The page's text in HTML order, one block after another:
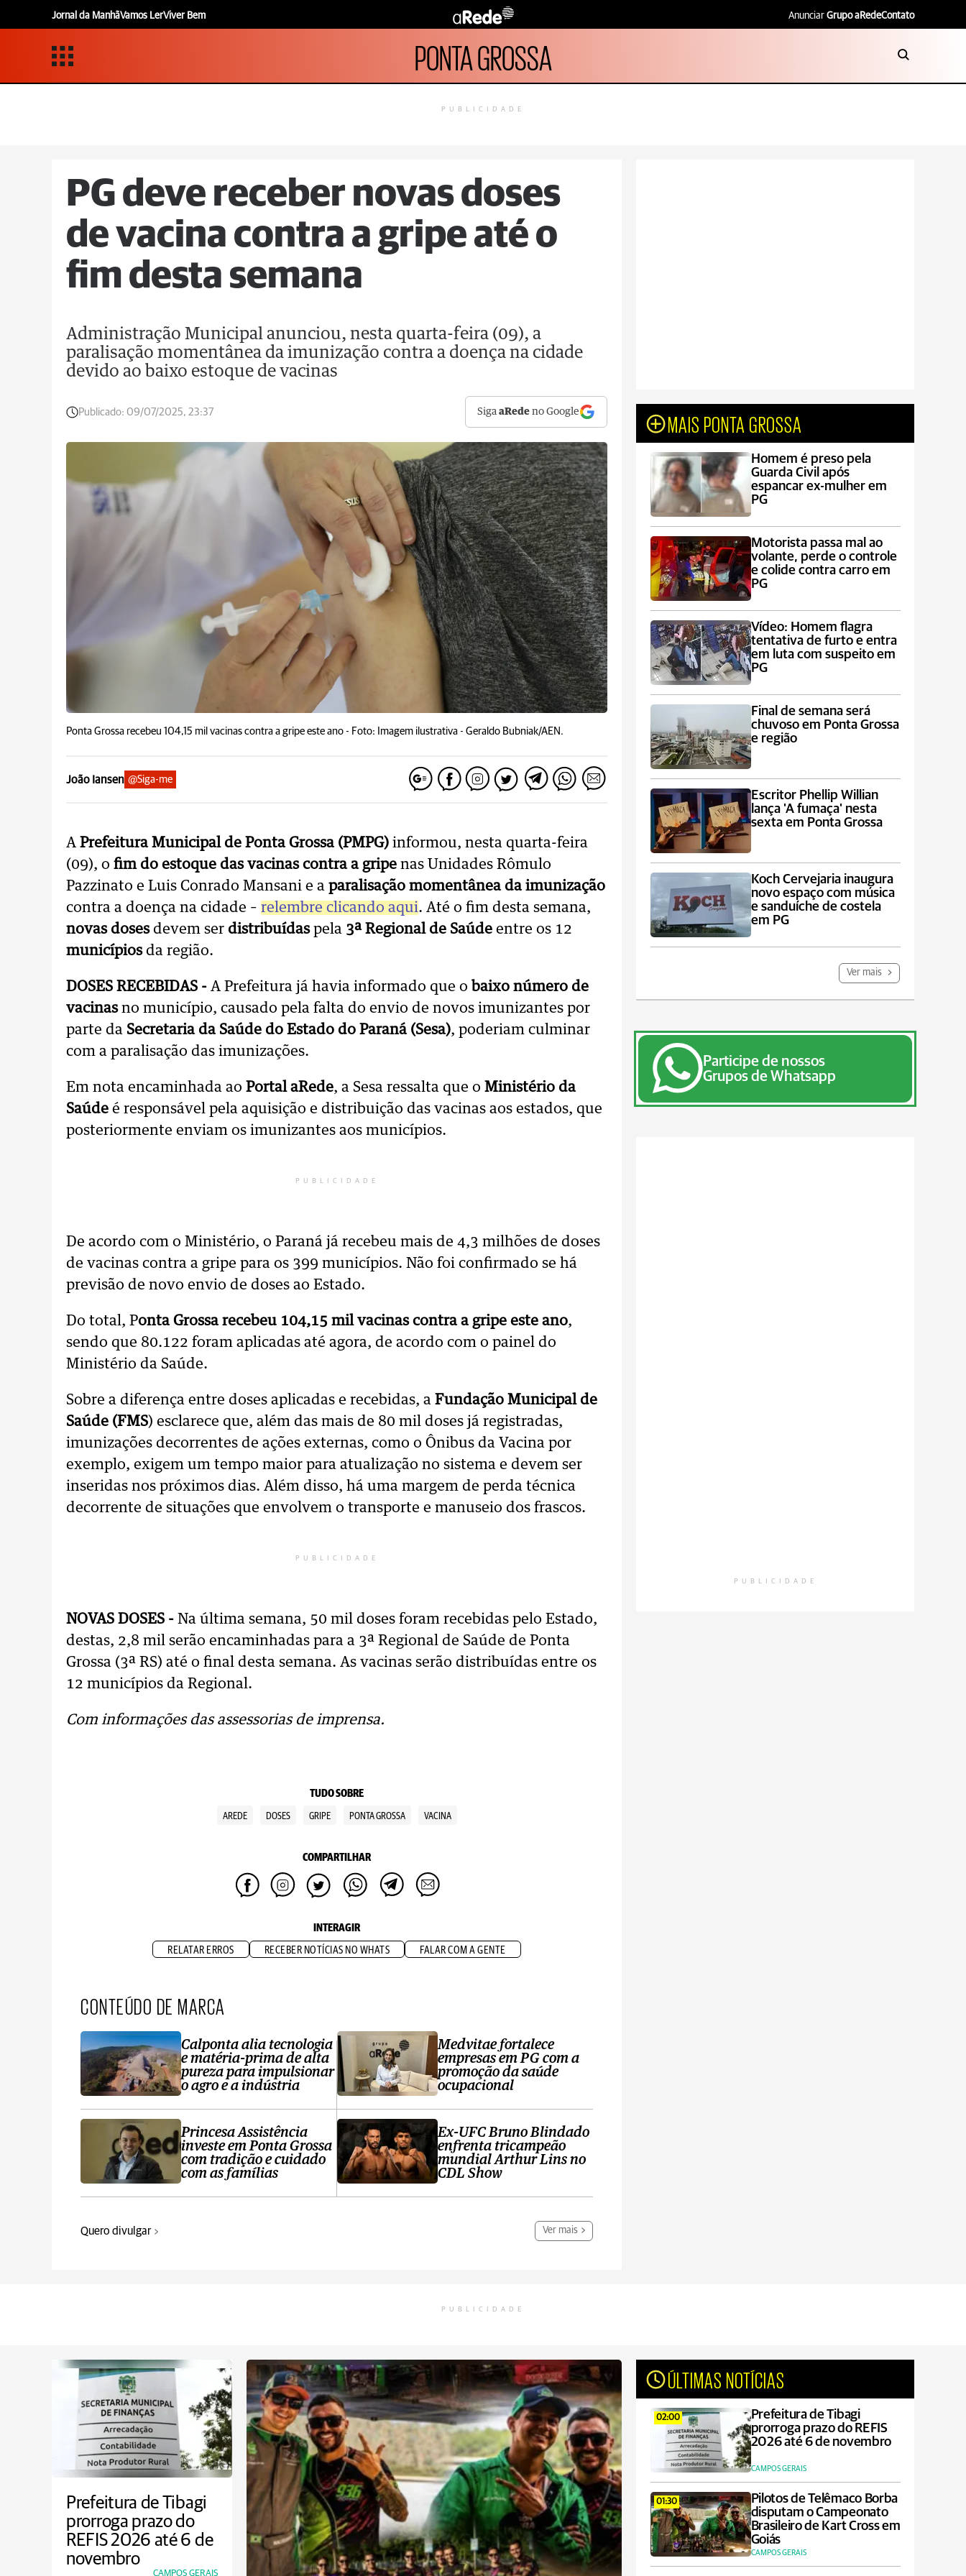
Jornal da ManhãVamos LerViver Bem Anunciar Grupo aRedeContato
PONTA GROSSA
PUBLICIDADE
PG deve receber novas doses
de vacina contra a gripe até o
fim desta semana
Administração Municipal anunciou, nesta quarta-feira (09), a
paralisação momentânea da imunização contra a doença na cidade
devido ao baixo estoque de vacinas
Publicado: 09/07/2025, 23:37 SigaaRede no Google
Ponta Grossa recebeu 104,15 mil vacinas contra a gripe este ano - Foto: Imagem ilustrativa - Geraldo Bubniak/AEN.
João Iansen @Siga-me
A Prefeitura Municipal de Ponta Grossa (PMPG) informou, nesta quarta-feira
(09), o fim do estoque das vacinas contra a gripe nas Unidades Rômulo
Pazzinato e Luis Conrado Mansani e a paralisação momentânea da imunização
contra a doença na cidade – relembre clicando aqui. Até o fim desta semana,
novas doses devem ser distribuídaspela 3ª Regional de Saúde entre os 12
municípiosda região.
DOSES RECEBIDAS - A Prefeitura já havia informado que o baixo número de
vacinasno município, causado pela falta do envio de novos imunizantes por
parte da Secretaria da Saúde do Estado do Paraná (Sesa), poderiam culminar
com a paralisação das imunizações.
Em nota encaminhada ao Portal aRede, a Sesa ressalta que o Ministério da
Saúde é responsável pela aquisição e distribuição das vacinas aos estados, que
posteriormente enviam os imunizantes aos municípios.
PUBLICIDADE
De acordo com o Ministério, o Paraná já recebeu mais de 4,3 milhões de doses
de vacinas contra a gripe para os 399 municípios. Não foi confirmado se há
previsão de novo envio de doses ao Estado.
Do total, Ponta Grossa recebeu 104,15 mil vacinas contra a gripe este ano,
sendo que 80.122 foram aplicadas até agora, de acordo com o painel do
Ministério da Saúde.
Sobre a diferença entre doses aplicadas e recebidas, a Fundação Municipal de
Saúde (FMS) esclarece que, além das mais de 80 mil doses já registradas,
imunizações decorrentes de ações externas, como o Ônibus da Vacina por
exemplo, exigem um tempo maior para atualização no sistema e devem ser
inseridas nos próximos dias. Além disso, há uma margem de perda técnica
decorrente de situações que envolvem o transporte e manuseio dos frascos.
PUBLICIDADE
NOVAS DOSES - Na última semana, 50 mil doses foram recebidas pelo Estado,
destas, 2,8 mil serão encaminhadas para a 3ª Regional de Saúde de Ponta
Grossa (3ª RS) até o final desta semana. As vacinas serão distribuídas entre os
12 municípios da Regional.
Com informações das assessorias de imprensa.
TUDO SOBRE
AREDE DOSES GRIPE PONTA GROSSA VACINA
COMPARTILHAR
INTERAGIR
RELATAR ERROS RECEBER NOTÍCIAS NO WHATS FALAR COM A GENTE
CONTEÚDO DE MARCA
Calponta alia tecnologia
e matéria-prima de alta
pureza para impulsionar
o agro e a indústria
Princesa Assistência
investe em Ponta Grossa
com tradição e cuidado
com as famílias
Medvitae fortalece
empresas em PG com a
promoção da saúde
ocupacional
Ex-UFC Bruno Blindado
enfrenta tricampeão
mundial Arthur Lins no
CDL Show
Quero divulgar Ver mais
MAIS PONTA GROSSA
Homem é preso pela
Guarda Civil após
espancar ex-mulher em
PG
Motorista passa mal ao
volante, perde o controle
e colide contra carro em
PG
Vídeo: Homem flagra
tentativa de furto e entra
em luta com suspeito em
PG
Final de semana será
chuvoso em Ponta Grossa
e região
Escritor Phellip Willian
lança 'A fumaça' nesta
sexta em Ponta Grossa
Koch Cervejaria inaugura
novo espaço com música
e sanduíche de costela
em PG
Ver mais
Participe de nossos
Grupos de Whatsapp
PUBLICIDADE
PUBLICIDADE
Prefeitura de Tibagi
prorroga prazo do
REFIS 2026 até 6 de
novembro
CAMPOS GERAIS
ÚLTIMAS NOTÍCIAS
02:00
Prefeitura de Tibagi
prorroga prazo do REFIS
2026 até 6 de novembro
CAMPOS GERAIS
01:30
Pilotos de Telêmaco Borba
disputam o Campeonato
Brasileiro de Kart Cross em
Goiás
CAMPOS GERAIS